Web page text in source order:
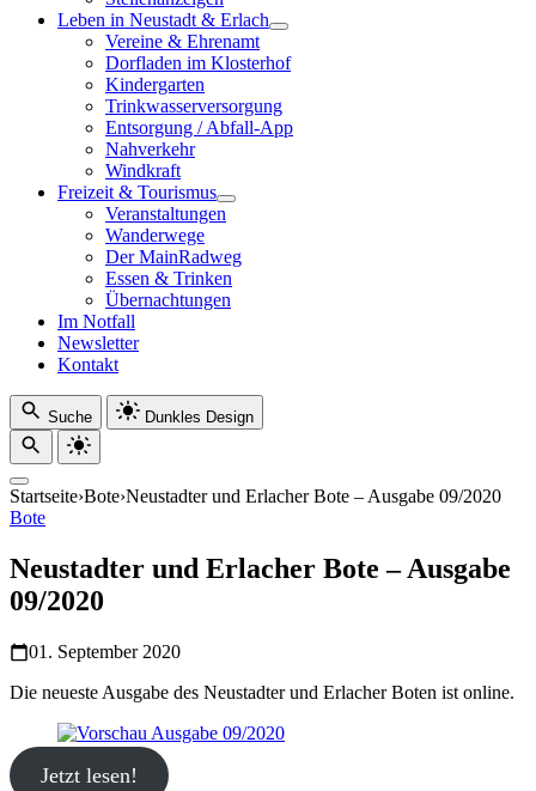
Leben in Neustadt & Erlach
Vereine & Ehrenamt
Dorfladen im Klosterhof
Kindergarten
Trinkwasserversorgung
Entsorgung / Abfall-App
Nahverkehr
Windkraft
Freizeit & Tourismus
Veranstaltungen
Wanderwege
Der MainRadweg
Essen & Trinken
Übernachtungen
Im Notfall
Newsletter
Kontakt
Suche Dunkles Design
Startseite›Bote›Neustadter und Erlacher Bote – Ausgabe 09/2020
Bote
Neustadter und Erlacher Bote – Ausgabe
09/2020
01. September 2020
Die neueste Ausgabe des Neustadter und Erlacher Boten ist online.
Jetzt lesen!